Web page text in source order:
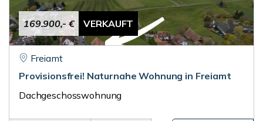
169.900,- € VERKAUFT
Freiamt
Provisionsfrei! Naturnahe Wohnung in Freiamt
Dachgeschosswohnung